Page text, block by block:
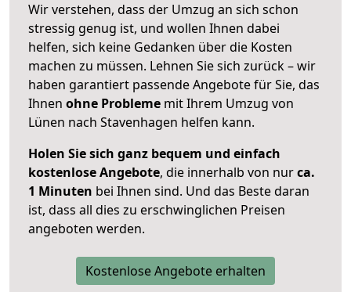
Wir verstehen, dass der Umzug an sich schon
stressig genug ist, und wollen Ihnen dabei
helfen, sich keine Gedanken über die Kosten
machen zu müssen. Lehnen Sie sich zurück – wir
haben garantiert passende Angebote für Sie, das
Ihnen ohne Probleme mit Ihrem Umzug von
Lünen nach Stavenhagen helfen kann.
Holen Sie sich ganz bequem und einfach
kostenlose Angebote, die innerhalb von nurca.
1 Minuten bei Ihnen sind. Und das Beste daran
ist, dass all dies zu erschwinglichen Preisen
angeboten werden.
Kostenlose Angebote erhalten